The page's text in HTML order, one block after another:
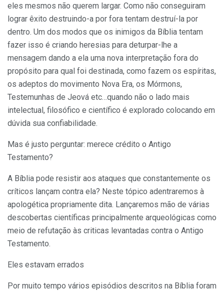
eles mesmos não querem largar. Como não conseguiram
lograr êxito destruindo-a por fora tentam destruí-la por
dentro. Um dos modos que os inimigos da Bíblia tentam
fazer isso é criando heresias para deturpar-lhe a
mensagem dando a ela uma nova interpretação fora do
propósito para qual foi destinada, como fazem os espíritas,
os adeptos do movimento Nova Era, os Mórmons,
Testemunhas de Jeová etc…quando não o lado mais
intelectual, filosófico e científico é explorado colocando em
dúvida sua confiabilidade.
Mas é justo perguntar: merece crédito o Antigo
Testamento?
A Bíblia pode resistir aos ataques que constantemente os
críticos lançam contra ela? Neste tópico adentraremos à
apologética propriamente dita. Lançaremos mão de várias
descobertas científicas principalmente arqueológicas como
meio de refutação às criticas levantadas contra o Antigo
Testamento.
Eles estavam errados
Por muito tempo vários episódios descritos na Bíblia foram